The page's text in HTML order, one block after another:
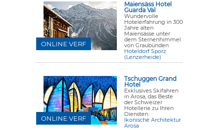
Maiensäss Hotel
Guarda Val
Wundervolle
Hotelerfahrung in 300
Jahre alten
Maiensässe unter
dem Sternenhimmel
von Graubünden
Hoteldorf Sporz
(Lenzerheide)
ONLINE VERF
Tschuggen Grand
Hotel
Exklusives Skifahren
in Arosa, das Beste
der Schweizer
Hotellerie zu Ihren
Diensten.
Ikonische Architektur
Arosa
ONLINE VERF